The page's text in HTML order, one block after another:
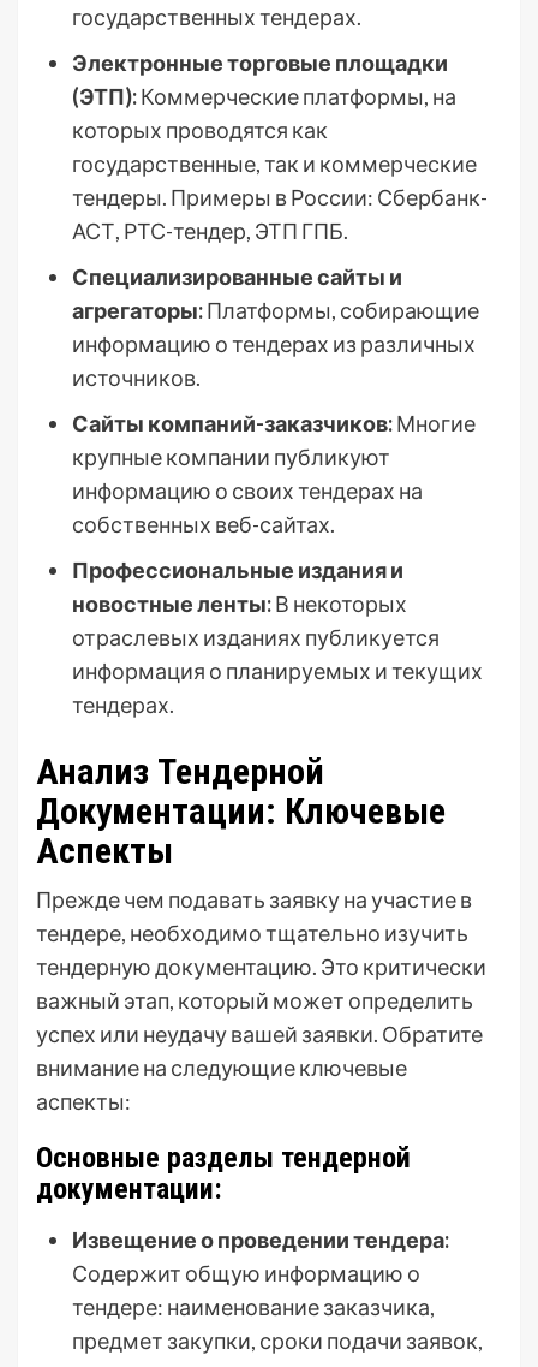
государственных тендерах.
Электронные торговые площадки
(ЭТП):Коммерческие платформы, на
которых проводятся как
государственные, так и коммерческие
тендеры. Примеры в России: Сбербанк-
АСТ, РТС-тендер, ЭТП ГПБ.
Специализированные сайты и
агрегаторы:Платформы, собирающие
информацию о тендерах из различных
источников.
Сайты компаний-заказчиков:Многие
крупные компании публикуют
информацию о своих тендерах на
собственных веб-сайтах.
Профессиональные издания и
новостные ленты:В некоторых
отраслевых изданиях публикуется
информация о планируемых и текущих
тендерах.
Анализ Тендерной
Документации: Ключевые
Аспекты
Прежде чем подавать заявку на участие в
тендере, необходимо тщательно изучить
тендерную документацию. Это критически
важный этап, который может определить
успех или неудачу вашей заявки. Обратите
внимание на следующие ключевые
аспекты:
Основные разделы тендерной
документации:
Извещение о проведении тендера:
Содержит общую информацию о
тендере: наименование заказчика,
предмет закупки, сроки подачи заявок,